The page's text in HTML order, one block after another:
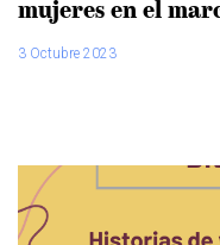
mujeres en el
3 Octubre 2023